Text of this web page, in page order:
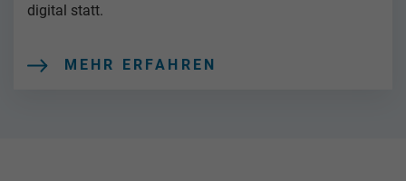
digital statt.
MEHR ERFAHREN